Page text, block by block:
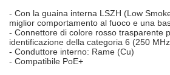
- Con la guaina interna LSZH (Low
miglior comportamento al fuoco e una
- Connettore di colore rosso trasparente
identificazione della categoria 6 (250
- Conduttore interno: Rame (Cu)
- Compatibile PoE+